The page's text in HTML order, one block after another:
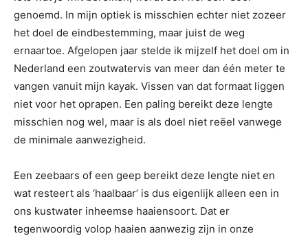
genoemd. In mijn optiek is misschien echter niet zozeer
het doel de eindbestemming, maar juist de weg
ernaartoe. Afgelopen jaar stelde ik mijzelf het doel om in
Nederland een zoutwatervis van meer dan één meter te
vangen vanuit mijn kayak. Vissen van dat formaat liggen
niet voor het oprapen. Een paling bereikt deze lengte
misschien nog wel, maar is als doel niet reëel vanwege
de minimale aanwezigheid.
Een zeebaars of een geep bereikt deze lengte niet en
wat resteert als ‘haalbaar’ is dus eigenlijk alleen een in
ons kustwater inheemse haaiensoort. Dat er
tegenwoordig volop haaien aanwezig zijn in onze